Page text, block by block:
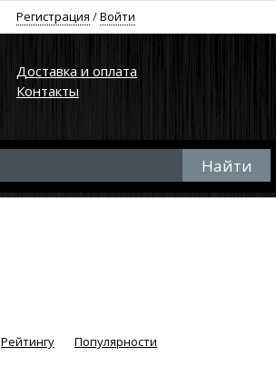
Регистрация /Войти
Доставка и оплата
Контакты
Рейтингу Популярности